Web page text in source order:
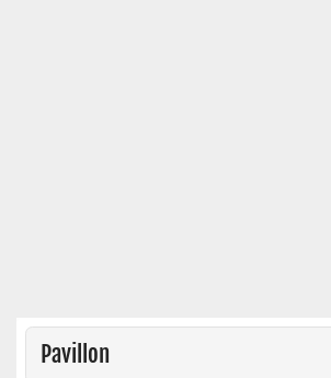
Pavillon